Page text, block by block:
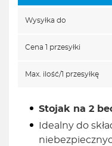
Wysyłka do
Cena 1 przesyłki
Max. ilość/1 przesyłkę
Stojak na 2
Idealny do